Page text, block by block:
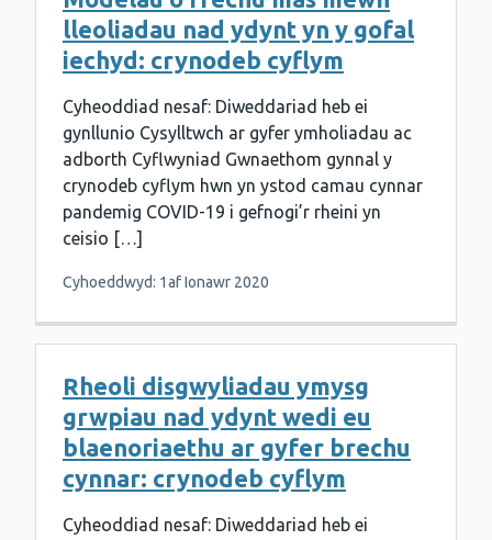
lleoliadau nad ydynt yn y gofal
iechyd: crynodeb cyflym
Cyheoddiad nesaf: Diweddariad heb ei
gynllunio Cysylltwch ar gyfer ymholiadau ac
adborth Cyflwyniad Gwnaethom gynnal y
crynodeb cyflym hwn yn ystod camau cynnar
pandemig COVID-19 i gefnogi’r rheini yn
ceisio […]
Cyhoeddwyd: 1af Ionawr 2020
Rheoli disgwyliadau ymysg
grwpiau nad ydynt wedi eu
blaenoriaethu ar gyfer brechu
cynnar: crynodeb cyflym
Cyheoddiad nesaf: Diweddariad heb ei